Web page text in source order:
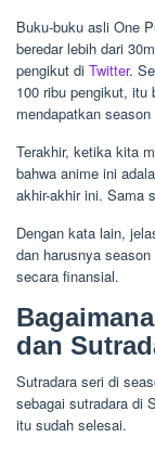
Buku-buku asli One
beredar lebih dari
pengikut di Twitter.
100 ribu pengikut, itu
mendapatkan season
Terakhir, ketika kita
bahwa anime ini
akhir-akhir ini. Sama
Dengan kata lain,
dan harusnya
secara finansial.
dan
Sutradara seri di
sebagai sutradara di
itu sudah selesai.